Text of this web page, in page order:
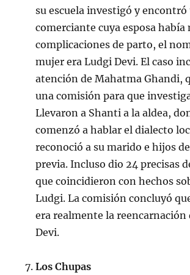
su escuela investigó y encontró
comerciante cuya esposa había
complicaciones de parto, el
mujer era Ludgi Devi. El caso
atención de Mahatma Ghandi,
una comisión para que
Llevaron a Shanti a la aldea,
comenzó a hablar el dialecto
reconoció a su marido e hijos
previa. Incluso dio 24 precisas
que coincidieron con hechos
Ludgi. La comisión concluyó
era realmente la reencarnación
Devi.
Los Chupas